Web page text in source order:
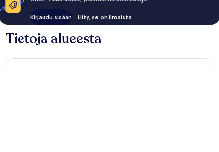
Kirjaudu sisään Liity, se on ilmaista
Tietoja alueesta